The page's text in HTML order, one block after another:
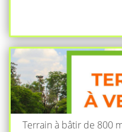
Terrain à bâtir de 800